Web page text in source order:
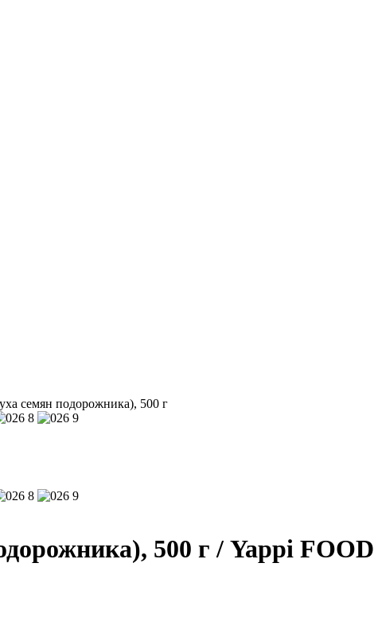
семян подорожника), 500 г
500 г / Yappi FOOD